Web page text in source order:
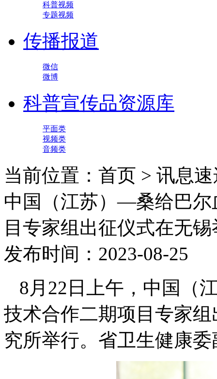
科普视频
专题视频
传播报道
微信
微博
科普宣传品资源库
平面类
视频类
音频类
当前位置：首页 > 讯息
中国（江苏）—桑给巴尔
目专家组出征仪式在无锡
发布时间：2023-08-25
8月22日上午，中国（
技术合作二期项目专家
究所举行。省卫生健康